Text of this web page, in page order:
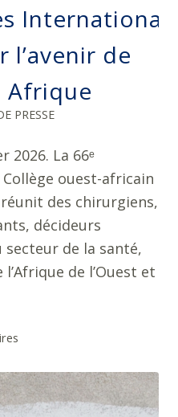
l’avenir de
Afrique
PRESSE
2026. La 66ᵉ
ouest-africain
réunit des chirurgiens,
décideurs
de la santé,
de l’Ouest et